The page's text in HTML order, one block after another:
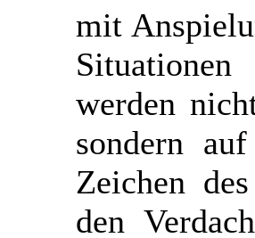
mit
werden
sondern
Zeichen
den